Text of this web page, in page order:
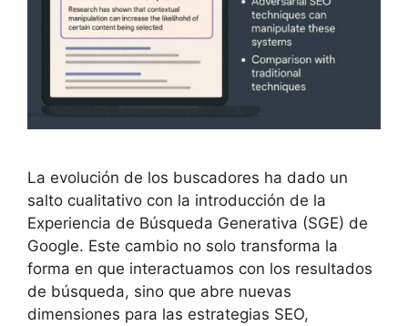
La evolución de los buscadores ha dado un
salto cualitativo con la introducción de la
Experiencia de Búsqueda Generativa (SGE) de
Google. Este cambio no solo transforma la
forma en que interactuamos con los resultados
de búsqueda, sino que abre nuevas
dimensiones para las estrategias SEO,